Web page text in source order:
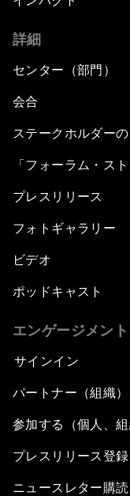
詳細
センター（部門）
会合
ステークホルダー
「フォーラム・スト
プレスリリース
フォトギャラリー
ビデオ
ポッドキャスト
エンゲージメント
サインイン
パートナー（組織
参加する（個人、組
プレスリリース登録
ニュースレター購読